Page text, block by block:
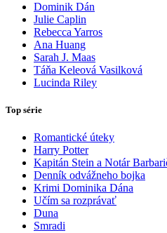
Dominik Dán
Julie Caplin
Rebecca Yarros
Ana Huang
Sarah J. Maas
Táňa Keleová Vasilková
Lucinda Riley
Top série
Romantické úteky
Harry Potter
Kapitán Stein a Notár
Denník odvážneho bojka
Krimi Dominika Dána
Učím sa rozprávať
Duna
Smradi